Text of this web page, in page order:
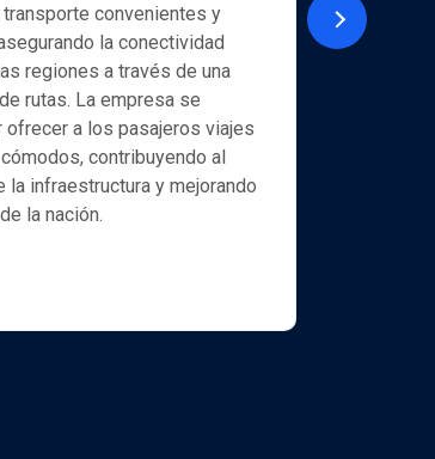
convenientes y
la conectividad
regiones a través de una
rutas. La empresa se
ofrecer a los pasajeros viajes
contribuyendo al
la infraestructura y mejorando
la nación.
La